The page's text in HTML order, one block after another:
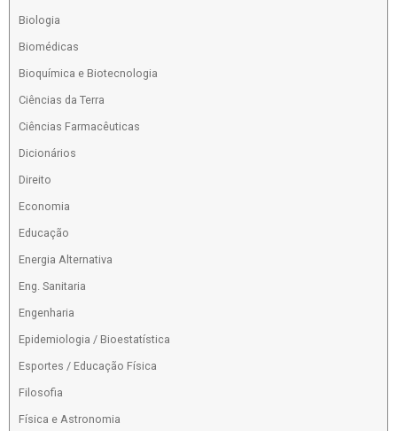
Biologia
Biomédicas
Bioquímica e Biotecnologia
Ciências da Terra
Ciências Farmacêuticas
Dicionários
Direito
Economia
Educação
Energia Alternativa
Eng. Sanitaria
Engenharia
Epidemiologia / Bioestatística
Esportes / Educação Física
Filosofia
Física e Astronomia